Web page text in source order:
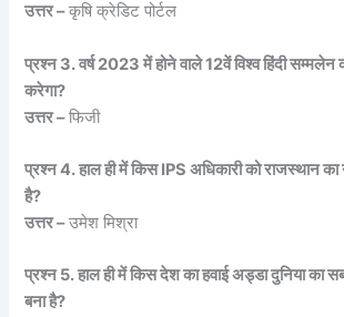
उत्तर –कृषि क्रेडिट पोर्टल
प्रश्न 3. वर्ष 2023 में होने वाले 12वें विश्व हिंदी सम्मलेन
करेगा?
उत्तर –फिजी
प्रश्न 4. हाल ही में किस IPS अधिकारी को राजस्थान का
है?
उत्तर –उमेश मिश्रा
प्रश्न 5. हाल ही में किस देश का हवाई अड्डा दुनिया का
बना है?